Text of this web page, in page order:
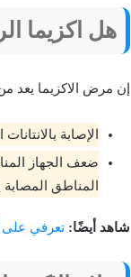
هل اكزيما
إن مرض الاكزيما يعد
الإصابة
ضعف الجهاز
المناطق
شاهد أيضًا: تعرفي